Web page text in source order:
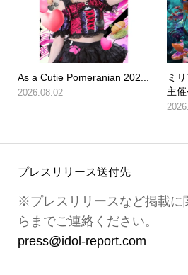
As a Cutie Pomeranian 202...
2026.08.02
ミ
主
プレスリリース送付先
※プレスリリースなど掲載に
らまでご連絡ください。
press@idol-report.com